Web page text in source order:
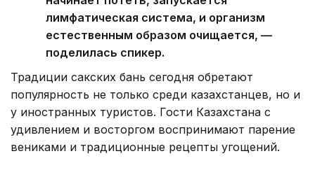
лимфатическая система, и организм
естественным образом очищается, —
поделилась спикер.
Традиции сакских бань сегодня обретают
популярность не только среди казахстанцев, но и
у иностранных туристов. Гости Казахстана с
удивлением и восторгом воспринимают парение
вениками и традиционные рецепты угощений.